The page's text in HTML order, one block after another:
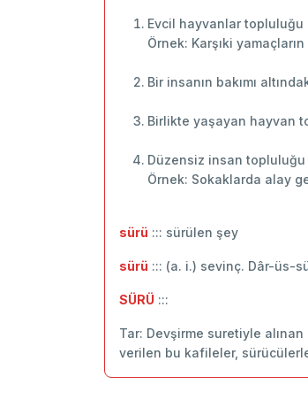
Evcil hayvanlar topluluğu
Örnek: Karşıki
Bir insanın bakımı
Birlikte yaşayan hayvan
Düzensiz insan topluluğu
Örnek: Sokaklarda alay
sürü ::: sürülen şey
sürü ::: (a. i.) sevinç. Dâr-üs-
SÜRÜ :::
Tar: Devşirme suretiyle
verilen bu kafileler,